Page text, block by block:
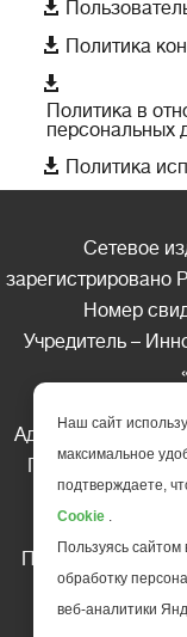

 Политика

Политика в
персональных
 Политика
Сетевое
зарегистрировано
Номер
Учредитель –
Адрес редакции:
Петрозаводск,
Телефон
Перепечатка
Ссылка на
Наш сайт
максимальное
подтверждаете,
Cookie .
Пользуясь сайтом
обработку
веб-аналитики